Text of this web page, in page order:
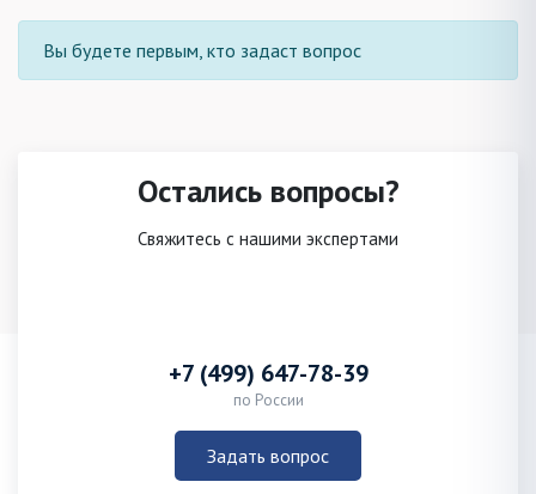
Вы будете первым, кто задаст вопрос
Остались вопросы?
Свяжитесь с нашими экспертами
+7 (499) 647-78-39
по России
Задать вопрос